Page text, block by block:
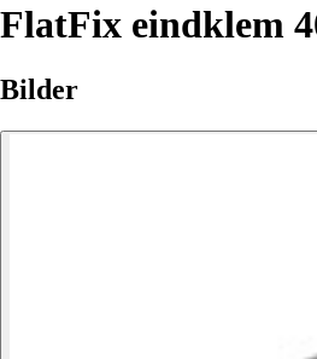
FlatFix eindklem
Bilder